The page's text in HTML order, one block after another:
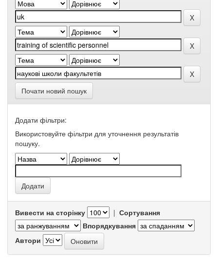
Почати новий пошук
Додати фільтри:
Використовуйте фільтри для уточнення результатів
пошуку.
Вивести на сторінку | Сортування
Впорядкування
Автори